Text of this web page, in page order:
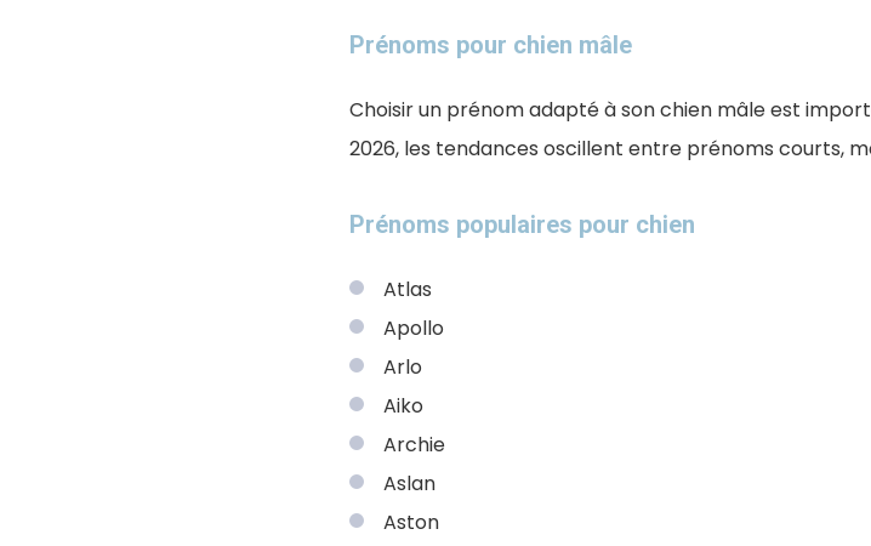
Prénoms pour chien mâle
Choisir un prénom adapté à son chien mâle est
2026, les tendances oscillent entre prénoms courts,
Prénoms populaires pour chien
Atlas
Apollo
Arlo
Aiko
Archie
Aslan
Aston